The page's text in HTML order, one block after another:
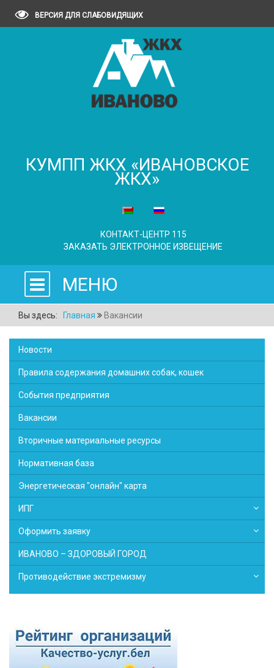
ВЕРСИЯ ДЛЯ СЛАБОВИДЯЩИХ
КУМПП ЖКХ «ИВАНОВСКОЕ
ЖКХ»
КОНТАКТ-ЦЕНТР 115
ЗАКАЗАТЬ ЭЛЕКТРОННОЕ ИЗВЕЩЕНИЕ
МЕНЮ
Вы здесь: Главная Вакансии
Новости
Правила содержания домашних собак, кошек
События предприятия
Вакансии
Вторичные материальные ресурсы
Нормативная база
Энергетическая "онлайн" карта
ИПГ
Оформить заявку
ИВАНОВО – ЗДОРОВЫЙ ГОРОД
Противодействие экстремизму